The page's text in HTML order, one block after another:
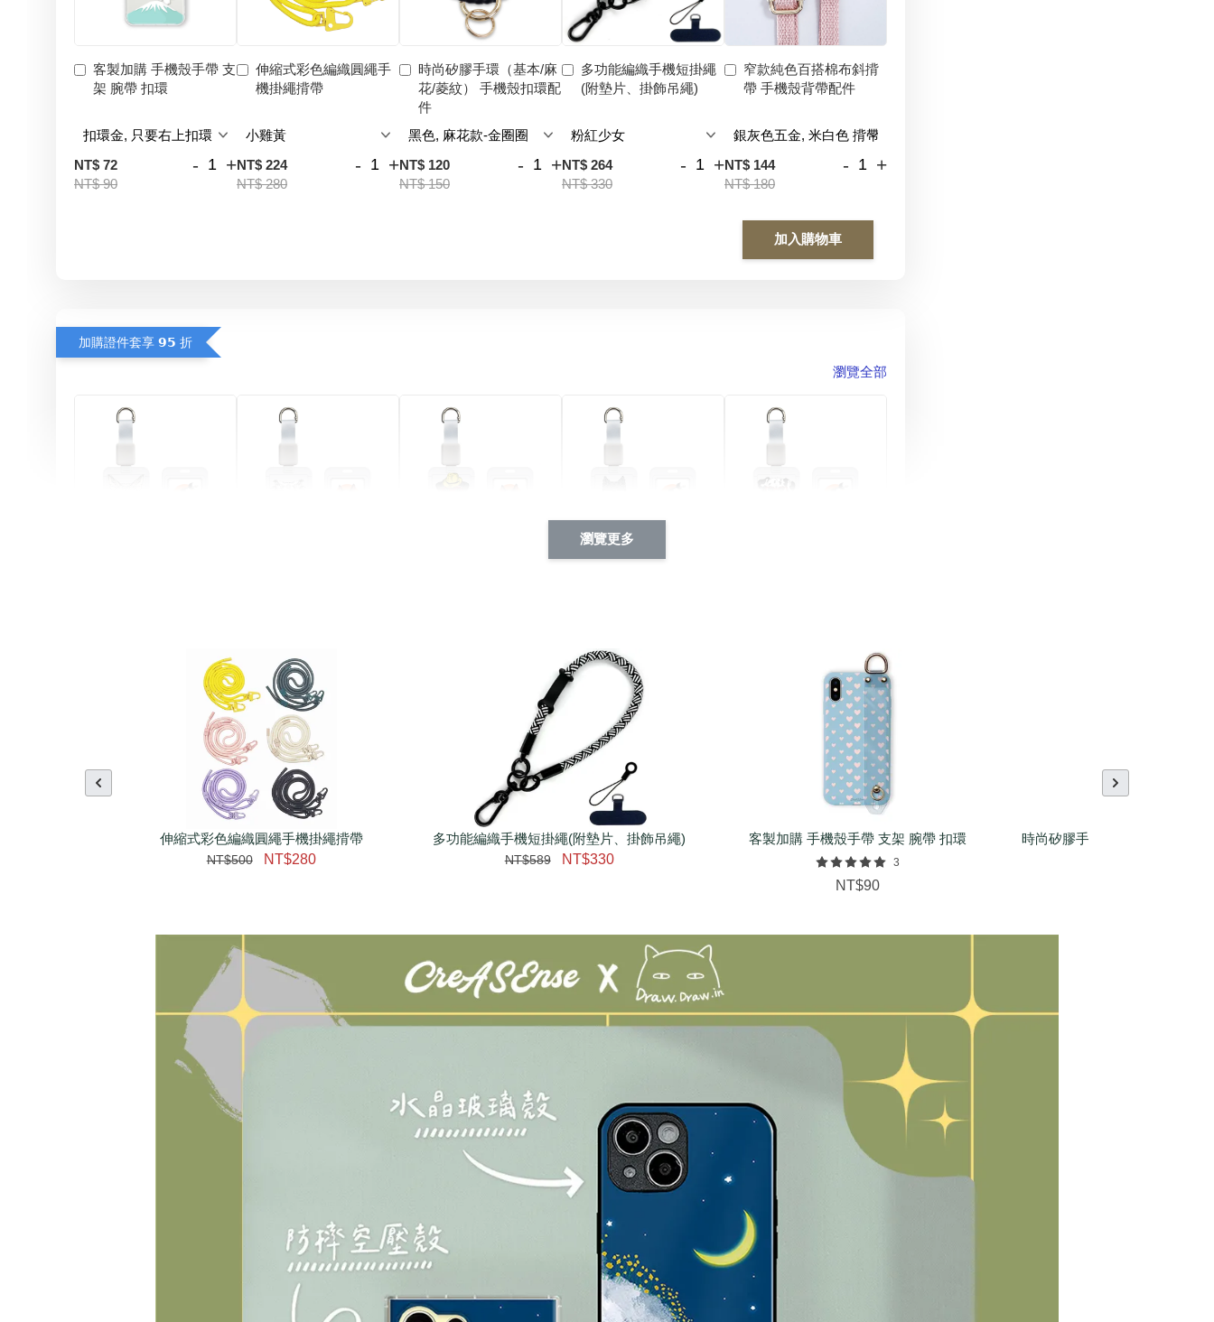
客製加購 手機殼手帶 支
架 腕帶 扣環
NT$ 72
NT$ 90
- +
伸縮式彩色編織圓繩手
機掛繩揹帶
NT$ 224
NT$ 280
- +
時尚矽膠手環（基本/麻
花/菱紋） 手機殼扣環配
件
NT$ 120
NT$ 150
- +
多功能編織手機短掛繩
(附墊片、掛飾吊繩)
NT$ 264
NT$ 330
- +
窄款純色百搭棉布斜揹
帶 手機殼背帶配件
NT$ 144
NT$ 180
- +
加入購物車
加購證件套享 𝟵𝟱 折
瀏覽全部
+NT$ 214
NT$ 225
+NT$ 214
NT$ 225
- +
加入購物車
瀏覽更多
瀏覽更多
伸縮式彩色編織圓繩手機掛繩揹帶
NT$500 NT$280
多功能編織手機短掛繩(附墊片、掛飾吊繩)
NT$589 NT$330
客製加購 手機殼手帶 支架 腕帶 扣環
3
NT$90
時尚矽膠手環（基本/麻花/菱紋